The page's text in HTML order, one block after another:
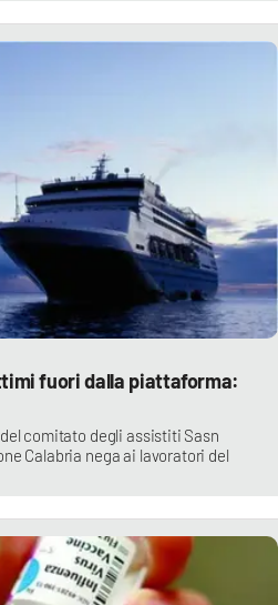
fuori dalla piattaforma:
comitato degli assistiti Sasn
Calabria nega ai lavoratori del